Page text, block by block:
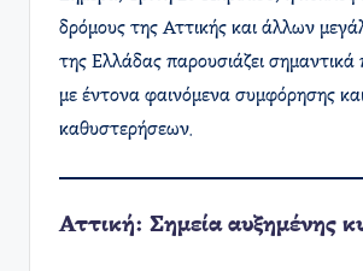
δρόμους της Αττικής και άλλων
της Ελλάδας παρουσιάζει
με έντονα φαινόμενα συμφόρησης
καθυστερήσεων.​
Αττική: Σημεία αυξημένης